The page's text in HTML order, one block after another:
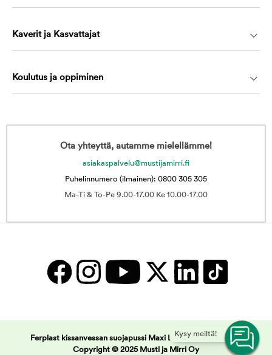
Kysy meiltä!
Kaverit ja Kasvattajat
Koulutus ja oppiminen
Ota yhteyttä, autamme mielellämme!
asiakaspalvelu@mustijamirri.fi
Puhelinnumero (ilmainen): 0800 305 305
Ma-Ti & To-Pe 9.00-17.00 Ke 10.00-17.00
Ferplast kissanvessan suojapussi Maxi Bella | Musti ja Mirri -
Copyright © 2025 Musti ja Mirri Oy